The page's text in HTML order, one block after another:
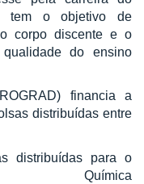
tem o objetivo de
corpo discente e o
do ensino
financia a
distribuídas entre
distribuídas para o